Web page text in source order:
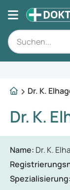
Dr. K.
Dr. K.
Name: Dr. K.
Spezialisierung: